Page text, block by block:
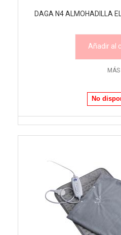
DAGA N4 ALMOHADILLA
Añadir al
MÁS
No